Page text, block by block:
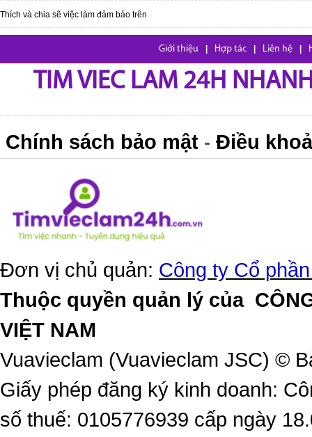
Thích và chia sẽ việc làm đảm bảo trên
Giới thiệu Hợp tác Liên hệ
TIM VIEC LAM 24H
Chính sách bảo mật - Điều
Đơn vị chủ quản: Công ty Cổ
Thuộc quyền quản lý của
VIỆT NAM
Vuavieclam (Vuavieclam JSC) ©
Giấy phép đăng ký kinh doanh:
số thuế: 0105776939 cấp ngày